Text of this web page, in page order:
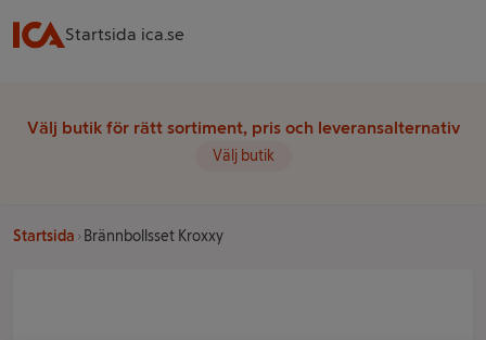
Startsida ica.se
Välj butik för rätt sortiment, pris och leveransalternativ
Välj butik
Startsida Brännbollsset Kroxxy